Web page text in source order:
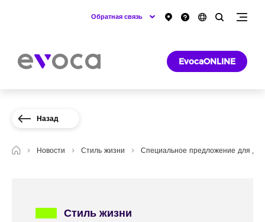
Обратная связь
EvocaONLINE
Назад
Новости Стиль жизни Специальное предложение для
Стиль жизни